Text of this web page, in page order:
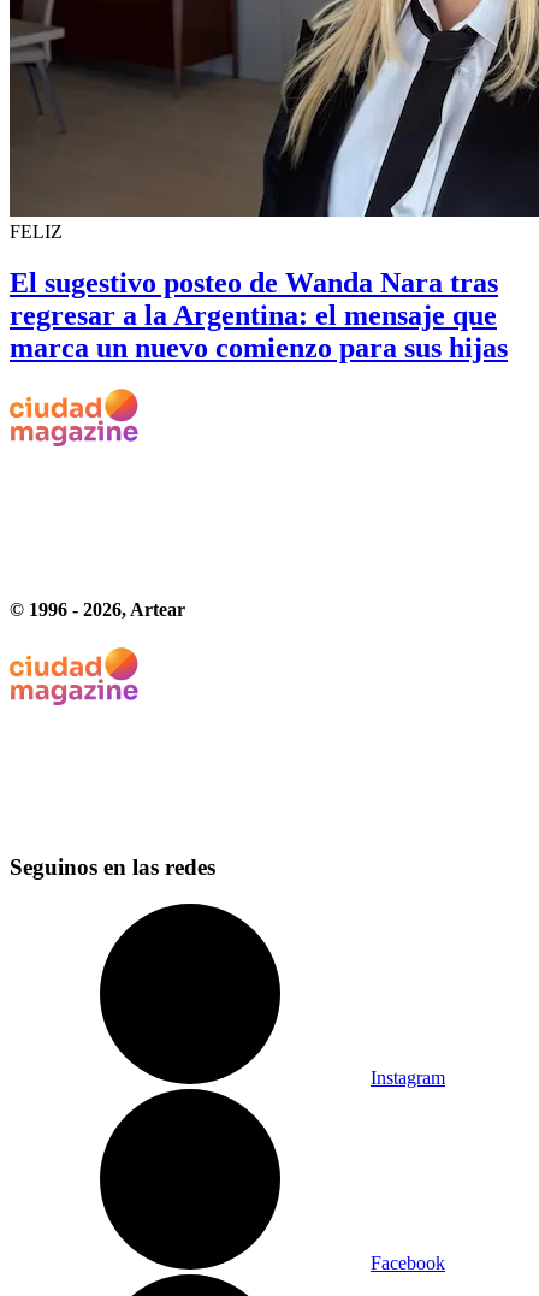
FELIZ
El sugestivo posteo de Wanda Nara tras
regresar a la Argentina: el mensaje que
marca un nuevo comienzo para sus hijas
© 1996 - 2026, Artear
Seguinos en las redes
Instagram
Facebook